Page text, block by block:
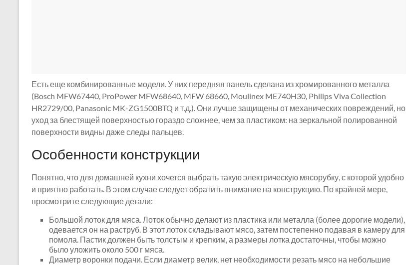
Есть еще комбинированные модели. У них передняя панель сделана из хромированного металла
(Bosch MFW67440, ProPower MFW68640, MFW 68660, Moulinex ME740H30, Philips Viva Collection
HR2729/00, Panasonic MK-ZG1500BTQ и т.д.). Они лучше защищены от механических повреждений, но
уход за блестящей поверхностью гораздо сложнее, чем за пластиком: на зеркальной полированной
поверхности видны даже следы пальцев.
Особенности конструкции
Понятно, что для домашней кухни хочется выбрать такую ​​электрическую мясорубку, с которой удобно
и приятно работать. В этом случае следует обратить внимание на конструкцию. По крайней мере,
просмотрите следующие детали:
Большой лоток для мяса. Лоток обычно делают из пластика или металла (более дорогие модели),
одевается он на раструб. В этот лоток складывают мясо, затем постепенно подавая в камеру для
помола. Пастик должен быть толстым и крепким, а размеры лотка достаточны, чтобы можно
было уложить около 500 г мяса.
Диаметр воронки подачи. Если диаметр велик, нет необходимости резать мясо на небольшие